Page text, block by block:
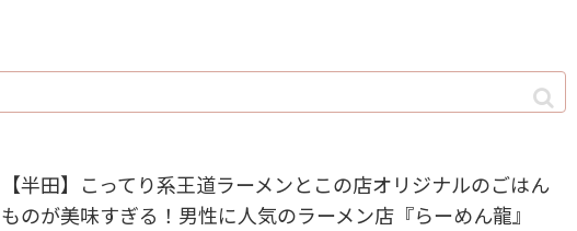
【半田】こってり系王道ラーメンとこの店オリジナルのごはん
ものが美味すぎる！男性に人気のラーメン店『らーめん龍』